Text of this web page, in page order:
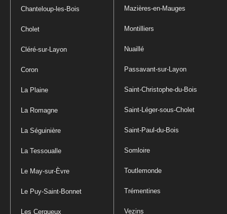
Chanteloup-les-Bois
Cholet
Cléré-sur-Layon
Coron
La Plaine
La Romagne
La Séguinière
La Tessoualle
Le May-sur-Èvre
Le Puy-Saint-Bonnet
Les Cerqueux
Mazières-en-Mauges
Montilliers
Nuaillé
Passavant-sur-Layon
Saint-Christophe-du-Bois
Saint-Léger-sous-Cholet
Saint-Paul-du-Bois
Somloire
Toutlemonde
Trémentines
Vezins